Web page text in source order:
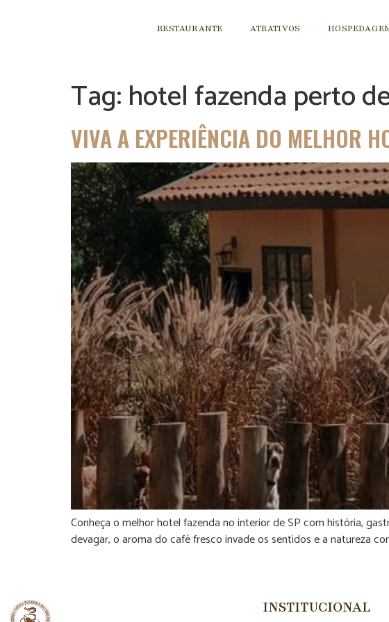
RESTAURANTE ATRATIVOS
Tag:hotel fazenda perto
VIVA A EXPERIÊNCIA DO MELHOR
Conheça o melhor hotel fazenda no interior de SP com história,
devagar, o aroma do café fresco invade os sentidos e a natureza
INSTITUCIONAL